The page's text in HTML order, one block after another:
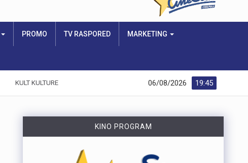
PROMO TV RASPORED MARKETING
KULT KULTURE 19:45
06/08/2026
KINO PROGRAM